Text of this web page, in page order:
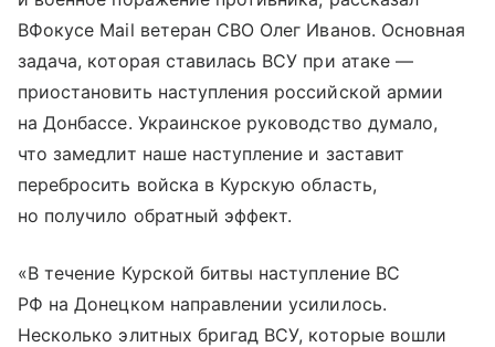
ВФокусе Mail ветеран СВО Олег Иванов. Основная
задача, которая ставилась ВСУ при атаке —
приостановить наступления российской армии
на Донбассе. Украинское руководство думало,
что замедлит наше наступление и заставит
перебросить войска в Курскую область,
но получило обратный эффект.
«В течение Курской битвы наступление ВС
РФ на Донецком направлении усилилось.
Несколько элитных бригад ВСУ, которые вошли